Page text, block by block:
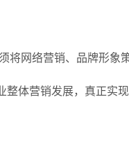
将网络营销、品牌形象
整体营销发展，真正实